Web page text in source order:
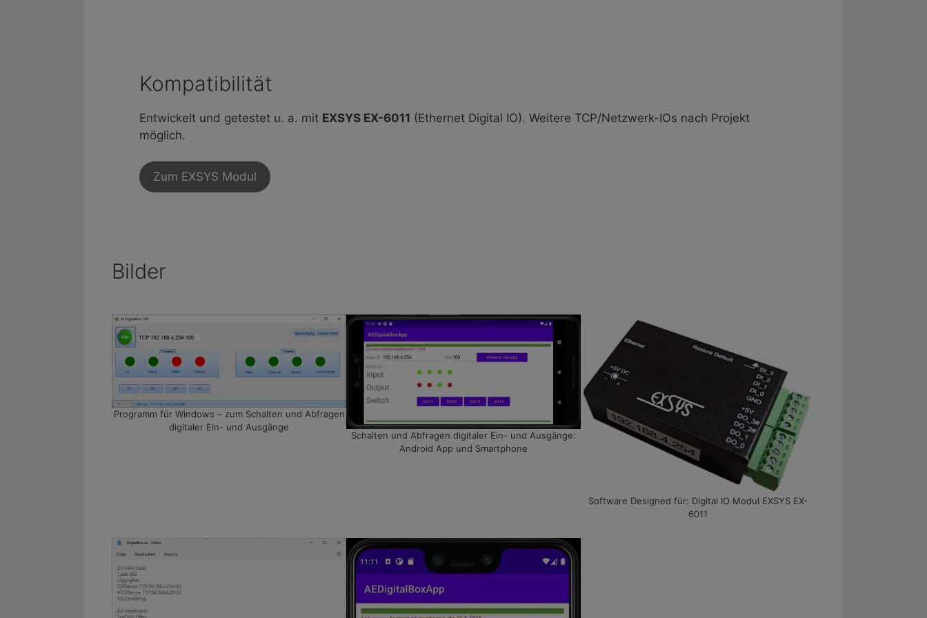
Kompatibilität
Entwickelt und getestet u. a. mit EXSYS EX-6011 (Ethernet Digital IO). Weitere TCP/Netzwerk-IOs nach Projekt
möglich.
Zum EXSYS Modul
Bilder
Programm für Windows – zum Schalten und Abfragen
digitaler Ein- und Ausgänge
Schalten und Abfragen digitaler Ein- und Ausgänge:
Android App und Smartphone
Software Designed für: Digital IO Modul EXSYS EX-
6011